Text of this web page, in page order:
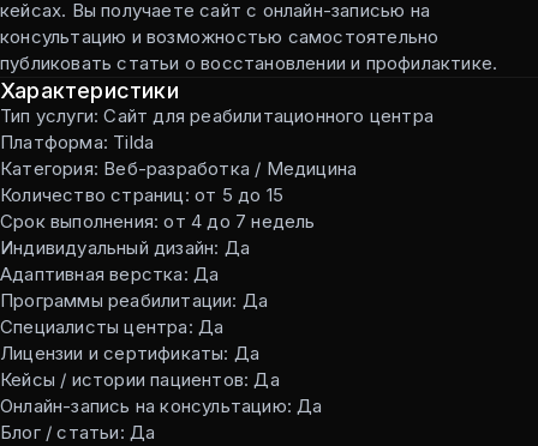
кейсах. Вы получаете сайт с онлайн-записью на
консультацию и возможностью самостоятельно
публиковать статьи о восстановлении и профилактике.
Характеристики
Тип услуги: Сайт для реабилитационного центра
Платформа: Tilda
Категория: Веб-разработка / Медицина
Количество страниц: от 5 до 15
Срок выполнения: от 4 до 7 недель
Индивидуальный дизайн: Да
Адаптивная верстка: Да
Программы реабилитации: Да
Специалисты центра: Да
Лицензии и сертификаты: Да
Кейсы / истории пациентов: Да
Онлайн-запись на консультацию: Да
Блог / статьи: Да